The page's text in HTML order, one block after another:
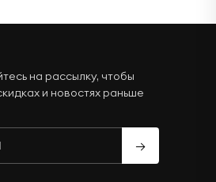
на рассылку, чтобы
и новостях раньше
→